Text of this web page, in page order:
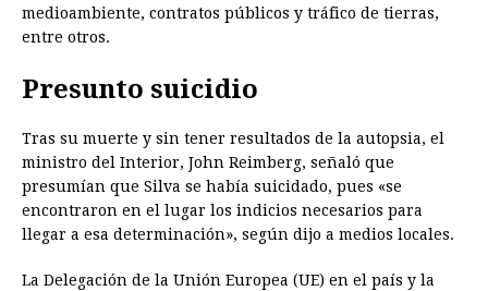
medioambiente, contratos públicos y tráfico de tierras,
entre otros.
Presunto suicidio
Tras su muerte y sin tener resultados de la autopsia, el
ministro del Interior, John Reimberg, señaló que
presumían que Silva se había suicidado, pues «se
encontraron en el lugar los indicios necesarios para
llegar a esa determinación», según dijo a medios locales.
La Delegación de la Unión Europea (UE) en el país y la